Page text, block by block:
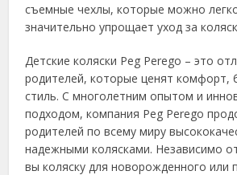
съемные чехлы, которые можно
значительно упрощает уход за
Детские коляски Peg Perego – это
родителей, которые ценят комфорт,
стиль. С многолетним опытом и
подходом, компания Peg Perego
родителей по всему миру
надежными колясками. Независимо
вы коляску для новорожденного или